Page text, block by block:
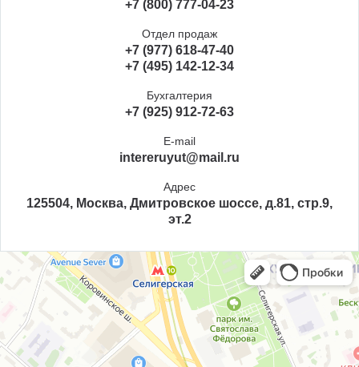
+7 (800) 777-04-23
Отдел продаж
+7 (977) 618-47-40
+7 (495) 142-12-34
Бухгалтерия
+7 (925) 912-72-63
E-mail
intereruyut@mail.ru
Адрес
125504, Москва, Дмитровское шоссе, д.81, стр.9,
эт.2